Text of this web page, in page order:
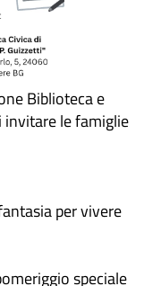
Biblioteca e
invitare le famiglie
per vivere
speciale